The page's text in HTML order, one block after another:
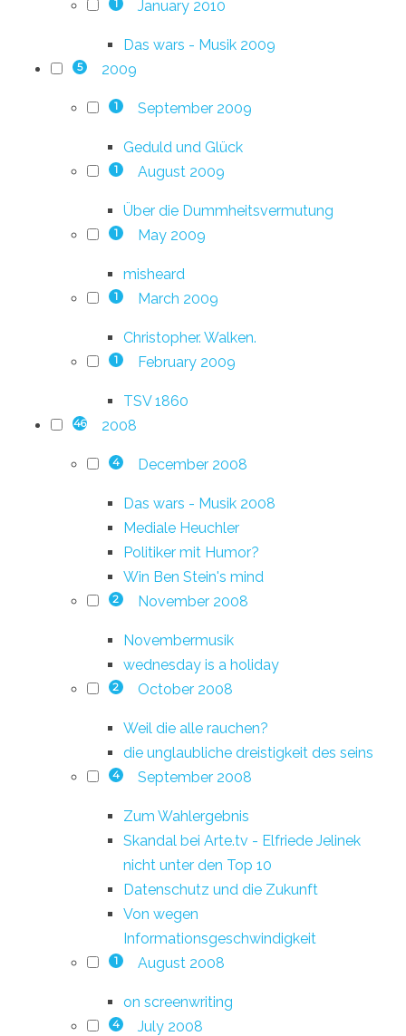
1 January 2010
Das wars - Musik 2009
5 2009
1 September 2009
Geduld und Glück
1 August 2009
Über die Dummheitsvermutung
1 May 2009
misheard
1 March 2009
Christopher. Walken.
1 February 2009
TSV 1860
46 2008
4 December 2008
Das wars - Musik 2008
Mediale Heuchler
Politiker mit Humor?
Win Ben Stein's mind
2 November 2008
Novembermusik
wednesday is a holiday
2 October 2008
Weil die alle rauchen?
die unglaubliche dreistigkeit des seins
4 September 2008
Zum Wahlergebnis
Skandal bei Arte.tv - Elfriede Jelinek
nicht unter den Top 10
Datenschutz und die Zukunft
Von wegen
Informationsgeschwindigkeit
1 August 2008
on screenwriting
4 July 2008